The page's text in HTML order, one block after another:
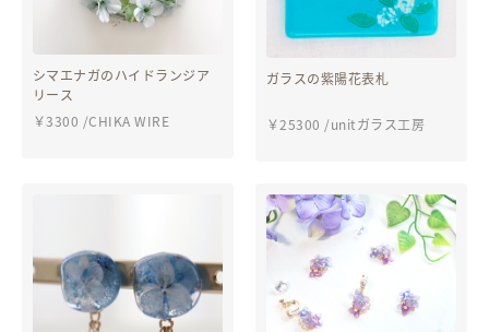
シマエナガのハイドランジア
リース
￥3300 /CHIKA WIRE
ガラスの紫陽花表札
￥25300 /unitガラス工房